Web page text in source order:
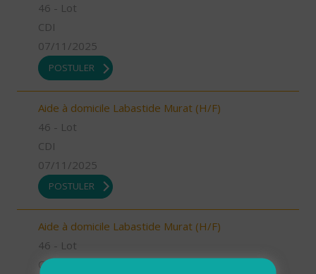
46 - Lot
CDI
07/11/2025
POSTULER
Aide à domicile Labastide Murat (H/F)
46 - Lot
CDI
07/11/2025
POSTULER
Aide à domicile Labastide Murat (H/F)
46 - Lot
CDI